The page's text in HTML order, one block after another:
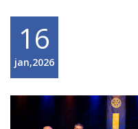
16
jan,2026